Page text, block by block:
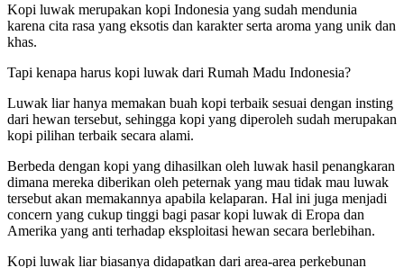
Kopi luwak merupakan kopi Indonesia yang sudah mendunia
karena cita rasa yang eksotis dan karakter serta aroma yang unik dan
khas.
Tapi kenapa harus kopi luwak dari Rumah Madu Indonesia?
Luwak liar hanya memakan buah kopi terbaik sesuai dengan insting
dari hewan tersebut, sehingga kopi yang diperoleh sudah merupakan
kopi pilihan terbaik secara alami.
Berbeda dengan kopi yang dihasilkan oleh luwak hasil penangkaran
dimana mereka diberikan oleh peternak yang mau tidak mau luwak
tersebut akan memakannya apabila kelaparan. Hal ini juga menjadi
concern yang cukup tinggi bagi pasar kopi luwak di Eropa dan
Amerika yang anti terhadap eksploitasi hewan secara berlebihan.
Kopi luwak liar biasanya didapatkan dari area-area perkebunan